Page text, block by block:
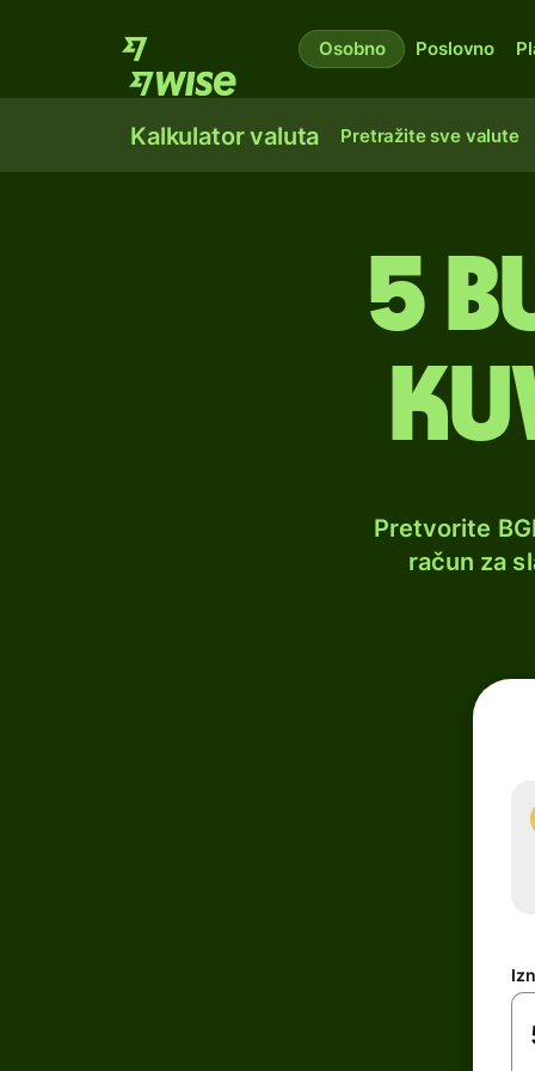
Osobno Poslovno
Kalkulator valuta Pretražite sve valute
5
Pretvorite
račun za